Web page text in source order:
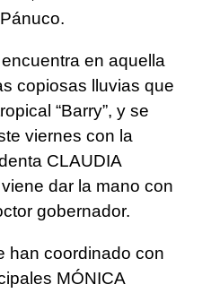
en aquella
copiosas lluvias que
“Barry”, y se
viernes con la
CLAUDIA
dar la mano con
gobernador.
han coordinado con
MÓNICA